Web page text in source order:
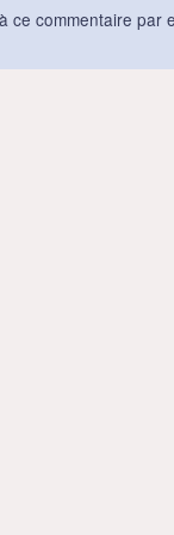
ce commentaire par